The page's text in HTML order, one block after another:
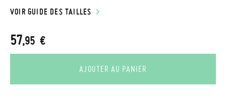
VOIR GUIDE DES TAILLES
57,95 €
AJOUTER AU PANIER